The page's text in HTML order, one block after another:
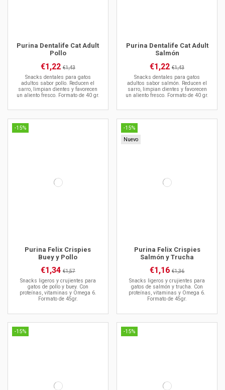
Purina Dentalife Cat Adult
Pollo
€1,22 €1,43
Snacks dentales para gatos
adultos sabor pollo. Reducen el
sarro, limpian dientes y favorecen
un aliento fresco. Formato de 40 gr.
Purina Dentalife Cat Adult
Salmón
€1,22€1,43
Snacks dentales para gatos
adultos sabor salmón. Reducen el
sarro, limpian dientes y favorecen
un aliento fresco. Formato de 40 gr.
-15%
Purina Felix Crispies
Buey y Pollo
€1,34 €1,57
Snacks ligeros y crujientes para
gatos de pollo y buey. Con
proteínas, vitaminas y Omega 6.
Formato de 45gr.
-15%
Nuevo
Purina Felix Crispies
Salmón y Trucha
€1,16€1,36
Snacks ligeros y crujientes para
gatos de salmón y trucha. Con
proteínas, vitaminas y Omega 6.
Formato de 45gr.
-15% -15%